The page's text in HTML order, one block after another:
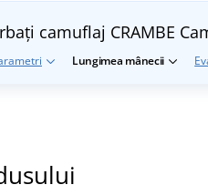
camuflaj CRAMBE
Lungimea mânecii